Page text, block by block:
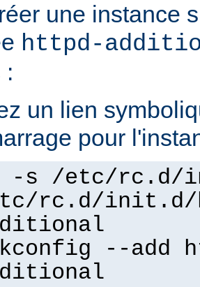
une instance
httpd-
:
un lien
pour
-s /etc/rc.d/
rc.d/init.d/
--add